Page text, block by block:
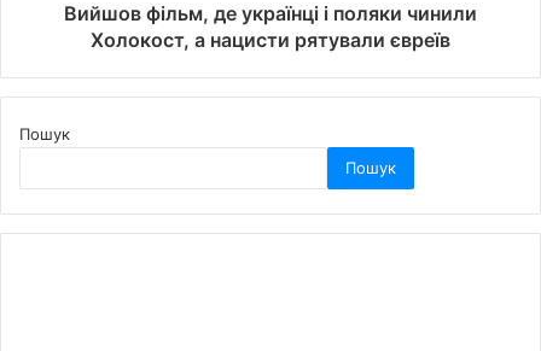
Вийшов фільм, де українці і поляки чинили
Холокост, а нацисти рятували євреїв
Пошук
Пошук